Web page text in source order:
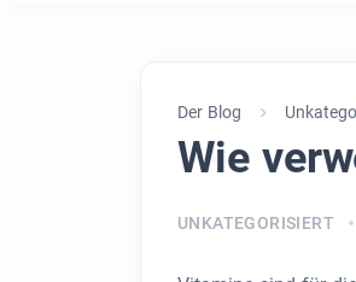
Der Blog
Wie
UNKATEGORISIERT